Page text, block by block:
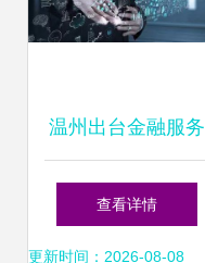
温州出台金融服务
实体经济发展14条,
着力缓解民营企业
查看详情
更新时间：2026-08-08